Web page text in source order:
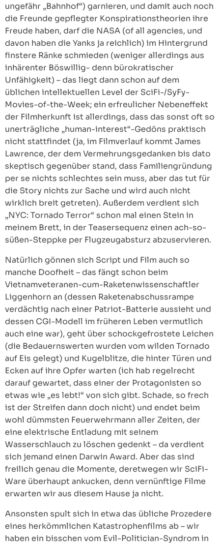
ungefähr „Bahnhof“) garnieren, und damit auch noch
die Freunde gepflegter Konspirationstheorien ihre
Freude haben, darf die NASA (of all agencies, und
davon haben die Yanks ja reichlich) im Hintergrund
finstere Ränke schmieden (weniger allerdings aus
inhärenter Böswillig- denn bürokratischer
Unfähigkeit) – das liegt dann schon auf dem
üblichen intellektuellen Level der SciFi-/SyFy-
Movies-of-the-Week; ein erfreulicher Nebeneffekt
der Filmherkunft ist allerdings, dass das sonst oft so
unerträgliche „human-interest“-Gedöns praktisch
nicht stattfindet (ja, im Filmverlauf kommt James
Lawrence, der dem Vermehrungsgedanken bis dato
skeptisch gegenüber stand, dass Familiengründung
per se nichts schlechtes sein muss, aber das tut für
die Story nichts zur Sache und wird auch nicht
wirklich breit getreten). Außerdem verdient sich
„NYC: Tornado Terror“ schon mal einen Stein in
meinem Brett, in der Teasersequenz einen ach-so-
süßen-Steppke per Flugzeugabsturz abzuservieren.
Natürlich gönnen sich Script und Film auch so
manche Doofheit – das fängt schon beim
Vietnamveteranen-cum-Raketenwissenschaftler
Liggenhorn an (dessen Raketenabschussrampe
verdächtig nach einer Patriot-Batterie aussieht und
dessen CGI-Modell im früheren Leben vermutlich
auch eine war), geht über schockgefrostete Leichen
(die Bedauernswerten wurden vom wilden Tornado
auf Eis gelegt) und Kugelblitze, die hinter Türen und
Ecken auf ihre Opfer warten (ich hab regelrecht
darauf gewartet, dass einer der Protagonisten so
etwas wie „es lebt!“ von sich gibt. Schade, so frech
ist der Streifen dann doch nicht) und endet beim
wohl dümmsten Feuerwehrmann aller Zeiten, der
eine elektrische Entladung mit seinem
Wasserschlauch zu löschen gedenkt – da verdient
sich jemand einen Darwin Award. Aber das sind
freilich genau die Momente, deretwegen wir SciFi-
Ware überhaupt ankucken, denn vernünftige Filme
erwarten wir aus diesem Hause ja nicht.
Ansonsten spult sich in etwa das übliche Prozedere
eines herkömmlichen Katastrophenfilms ab – wir
haben ein bisschen vom Evil-Politician-Syndrom in